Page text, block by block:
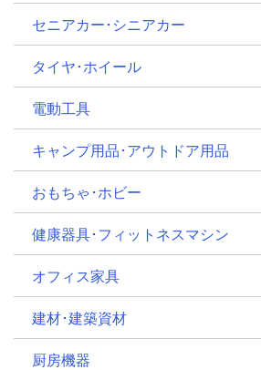
セニアカー･シニアカー
タイヤ･ホイール
電動工具
キャンプ用品･アウトドア用品
おもちゃ･ホビー
健康器具･フィットネスマシン
オフィス家具
建材･建築資材
厨房機器